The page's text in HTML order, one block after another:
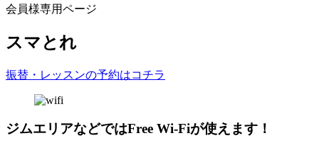
会員様専用ページ
スマとれ
振替・レッスンの予約はコチラ
ジムエリアなどではFree Wi-Fiが使えます！